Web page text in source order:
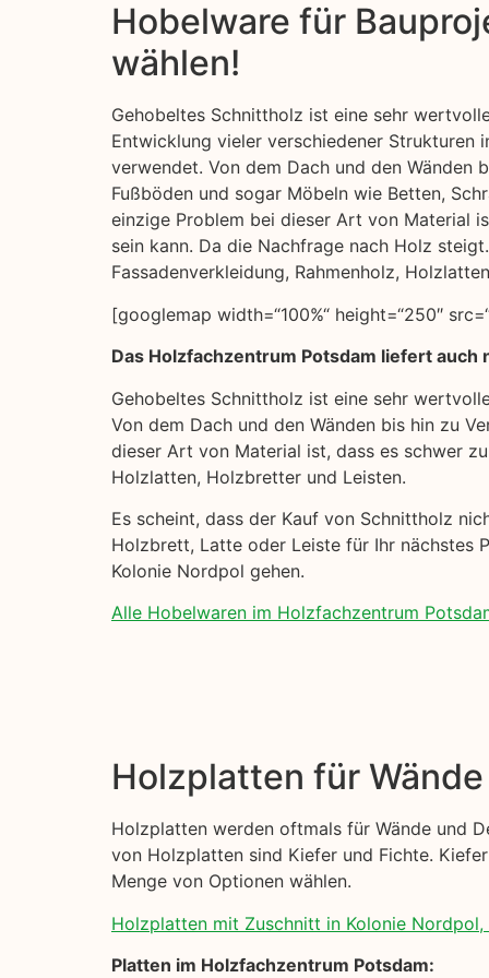
Hobelware für
wählen!
Gehobeltes Schnittholz ist eine sehr
Entwicklung vieler verschiedener Strukturen
verwendet. Von dem Dach und den Wänden
Fußböden und sogar Möbeln wie Betten,
einzige Problem bei dieser Art von Material
sein kann. Da die Nachfrage nach Holz
Fassadenverkleidung, Rahmenholz,
[googlemap width=“100%“ height=“250″
Das Holzfachzentrum Potsdam liefert auch
Gehobeltes Schnittholz ist eine sehr
Von dem Dach und den Wänden bis hin zu
dieser Art von Material ist, dass es schwer
Holzlatten, Holzbretter und Leisten.
Es scheint, dass der Kauf von Schnittholz
Holzbrett, Latte oder Leiste für Ihr nächstes
Kolonie Nordpol gehen.
Alle Hobelwaren im Holzfachzentrum
Holzplatten für
Holzplatten werden oftmals für Wände und
von Holzplatten sind Kiefer und Fichte.
Menge von Optionen wählen.
Holzplatten mit Zuschnitt in Kolonie Nordpol,
Platten im Holzfachzentrum Potsdam: